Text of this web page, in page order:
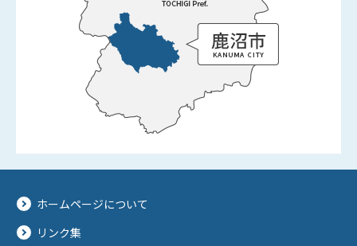
ホームページについて
リンク集